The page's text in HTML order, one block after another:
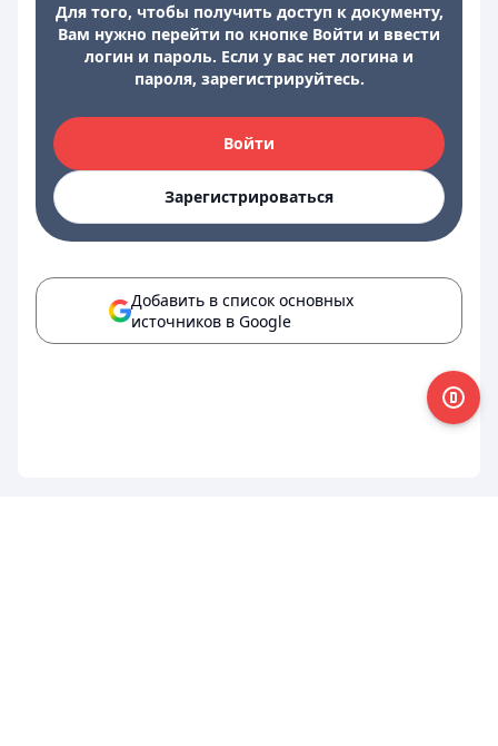
Для того, чтобы получить доступ к документу,
Вам нужно перейти по кнопке Войти и ввести
логин и пароль. Если у вас нет логина и
пароля, зарегистрируйтесь.
Войти
Зарегистрироваться
Добавить в список основных
источников в Google